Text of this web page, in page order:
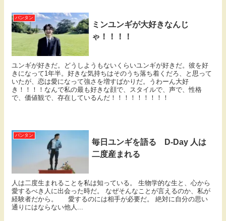
バンタン
ミンユンギが大好きなんじ
ゃ！！！！
ユンギが好きだ。どうしようもないくらいユンギが好きだ。彼を好
きになって1年半。好きな気持ちはそのうち落ち着くだろ、と思って
いたが、恋は愛になって強さを増すばかりだ。うわーん大好
き！！！！なんで私の最も好きな顔で、スタイルで、声で、性格
で、価値観で、存在しているんだ！！！！！！！！！
バンタン
毎日ユンギを語る D-Day 人は
二度産まれる
人は二度生まれることを私は知っている。 生物学的な生と、心から
愛するべき人に出会った時だ。 なぜそんなことが言えるのか、私が
経験者だから。 愛するのには相手が必要だ。 絶対に自分の思い
通りにはならない他人...